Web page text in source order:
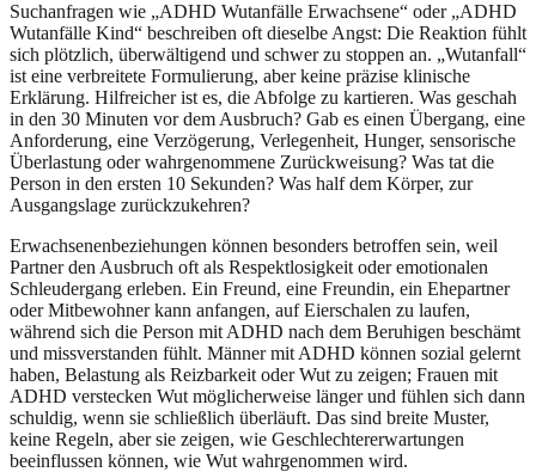
Suchanfragen wie „ADHD Wutanfälle Erwachsene“ oder „ADHD
Wutanfälle Kind“ beschreiben oft dieselbe Angst: Die Reaktion fühlt
sich plötzlich, überwältigend und schwer zu stoppen an. „Wutanfall“
ist eine verbreitete Formulierung, aber keine präzise klinische
Erklärung. Hilfreicher ist es, die Abfolge zu kartieren. Was geschah
in den 30 Minuten vor dem Ausbruch? Gab es einen Übergang, eine
Anforderung, eine Verzögerung, Verlegenheit, Hunger, sensorische
Überlastung oder wahrgenommene Zurückweisung? Was tat die
Person in den ersten 10 Sekunden? Was half dem Körper, zur
Ausgangslage zurückzukehren?
Erwachsenenbeziehungen können besonders betroffen sein, weil
Partner den Ausbruch oft als Respektlosigkeit oder emotionalen
Schleudergang erleben. Ein Freund, eine Freundin, ein Ehepartner
oder Mitbewohner kann anfangen, auf Eierschalen zu laufen,
während sich die Person mit ADHD nach dem Beruhigen beschämt
und missverstanden fühlt. Männer mit ADHD können sozial gelernt
haben, Belastung als Reizbarkeit oder Wut zu zeigen; Frauen mit
ADHD verstecken Wut möglicherweise länger und fühlen sich dann
schuldig, wenn sie schließlich überläuft. Das sind breite Muster,
keine Regeln, aber sie zeigen, wie Geschlechtererwartungen
beeinflussen können, wie Wut wahrgenommen wird.